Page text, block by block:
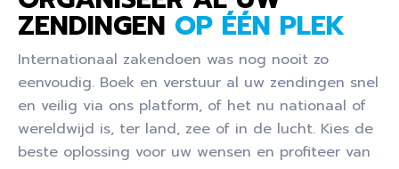
om uw
rocessen
te
automati
seren en
uw
met ons
platform
voor een
efficiënt
e
orderafh
met ons
voor een
duidelijk
overzicht
van uw
inventaris
activiteit
Prestash
op te
integrere
n met
ons
tracking
en
efficiënt
verzendb
eheer
mogelijk
nog
flexibeler
door
deze te
integrere
n met
Wilt u
een ERP,
WMS,
webshop
of een
andere
applicati
ZENDINGEN OP ÉÉN PLEK
Internationaal zakendoen was nog nooit zo
eenvoudig. Boek en verstuur al uw zendingen snel
en veilig via ons platform, of het nu nationaal of
wereldwijd is, ter land, zee of in de lucht. Kies de
beste oplossing voor uw wensen en profiteer van